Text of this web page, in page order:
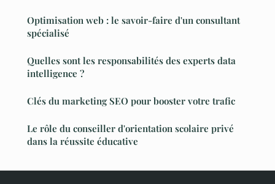
Optimisation web : le savoir-faire d'un consultant
spécialisé
Quelles sont les responsabilités des experts data
intelligence ?
Clés du marketing SEO pour booster votre trafic
Le rôle du conseiller d'orientation scolaire privé
dans la réussite éducative